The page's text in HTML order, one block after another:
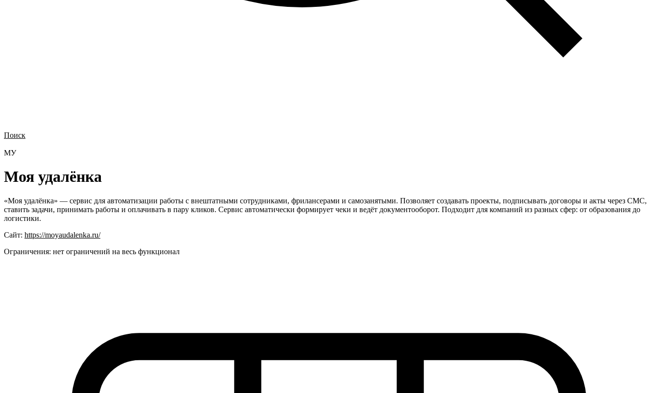
Поиск
МУ
Моя удалёнка
«Моя удалёнка» — сервис для автоматизации работы с внештатными сотрудниками, фрилансерами и самозанятыми. Позволяет создавать проекты, подписывать договоры и акты через СМС,
ставить задачи, принимать работы и оплачивать в пару кликов. Сервис автоматически формирует чеки и ведёт документооборот. Подходит для компаний из разных сфер: от образования до
логистики.
Сайт: https://moyaudalenka.ru/
Ограничения: нет ограничений на весь функционал